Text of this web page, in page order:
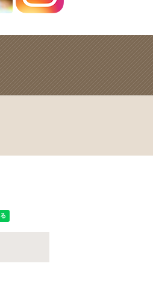
search